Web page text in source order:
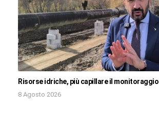
Risorse idriche, più capillare il monitoraggio
8 Agosto 2026